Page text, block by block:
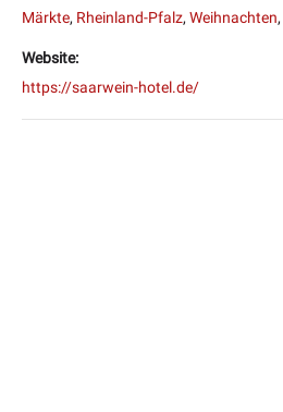
Märkte, Rheinland-Pfalz, Weihnachten,
Website:
https://saarwein-hotel.de/